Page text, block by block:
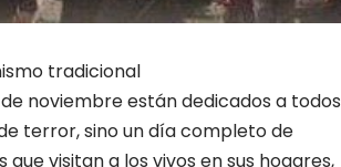
tradicional
noviembre están dedicados a todos
terror, sino un día completo de
visitan a los vivos en sus hogares,